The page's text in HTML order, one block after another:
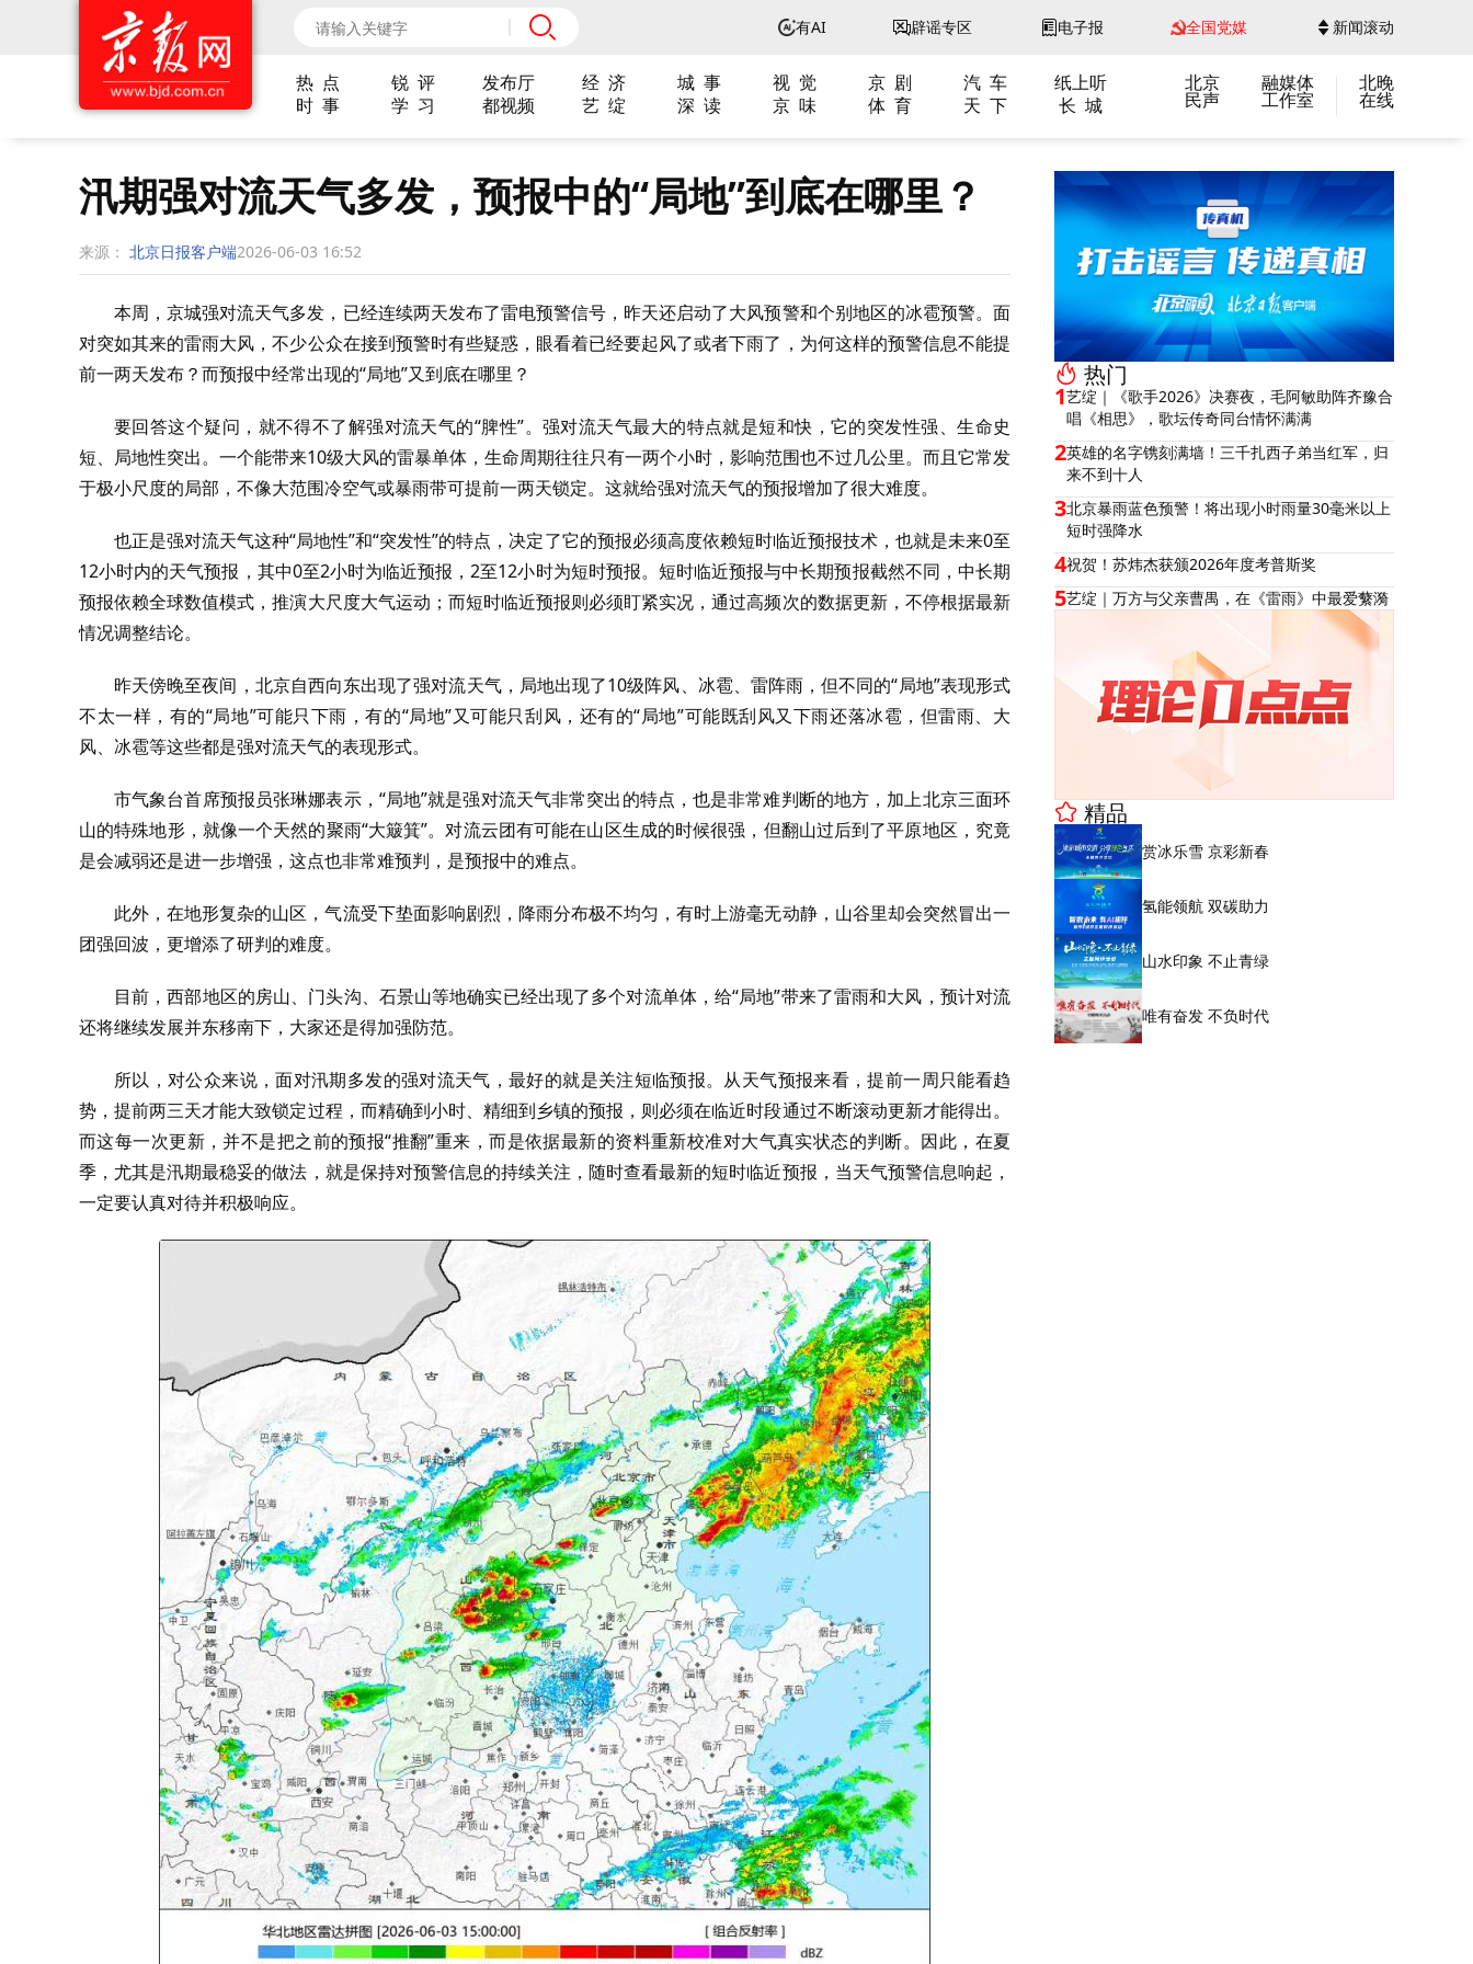
有AI 辟谣专区 电子报 全国党媒 新闻滚动
热 点 锐 评 发布厅 经 济 城 事 视 觉 京 剧 汽 车
纸上听
时 事
学 习 都视频 艺 绽 深 读 京 味 体 育 天 下 长 城
北京
民声
融媒体
工作室
北晚
在线
汛期强对流天气多发，预报中的“局地”到底在哪里？
来源： 北京日报客户端2026-06-03 16:52
本周，京城强对流天气多发，已经连续两天发布了雷电预警信号，昨天还启动了大风预警和个别地区的冰雹预警。面
对突如其来的雷雨大风，不少公众在接到预警时有些疑惑，眼看着已经要起风了或者下雨了，为何这样的预警信息不能提
前一两天发布？而预报中经常出现的“局地”又到底在哪里？
要回答这个疑问，就不得不了解强对流天气的“脾性”。强对流天气最大的特点就是短和快，它的突发性强、生命史
短、局地性突出。一个能带来10级大风的雷暴单体，生命周期往往只有一两个小时，影响范围也不过几公里。而且它常发
于极小尺度的局部，不像大范围冷空气或暴雨带可提前一两天锁定。这就给强对流天气的预报增加了很大难度。
也正是强对流天气这种“局地性”和“突发性”的特点，决定了它的预报必须高度依赖短时临近预报技术，也就是未来0至
12小时内的天气预报，其中0至2小时为临近预报，2至12小时为短时预报。短时临近预报与中长期预报截然不同，中长期
预报依赖全球数值模式，推演大尺度大气运动；而短时临近预报则必须盯紧实况，通过高频次的数据更新，不停根据最新
情况调整结论。
昨天傍晚至夜间，北京自西向东出现了强对流天气，局地出现了10级阵风、冰雹、雷阵雨，但不同的“局地”表现形式
不太一样，有的“局地”可能只下雨，有的“局地”又可能只刮风，还有的“局地”可能既刮风又下雨还落冰雹，但雷雨、大
风、冰雹等这些都是强对流天气的表现形式。
市气象台首席预报员张琳娜表示，“局地”就是强对流天气非常突出的特点，也是非常难判断的地方，加上北京三面环
山的特殊地形，就像一个天然的聚雨“大簸箕”。对流云团有可能在山区生成的时候很强，但翻山过后到了平原地区，究竟
是会减弱还是进一步增强，这点也非常难预判，是预报中的难点。
此外，在地形复杂的山区，气流受下垫面影响剧烈，降雨分布极不均匀，有时上游毫无动静，山谷里却会突然冒出一
团强回波，更增添了研判的难度。
目前，西部地区的房山、门头沟、石景山等地确实已经出现了多个对流单体，给“局地”带来了雷雨和大风，预计对流
还将继续发展并东移南下，大家还是得加强防范。
所以，对公众来说，面对汛期多发的强对流天气，最好的就是关注短临预报。从天气预报来看，提前一周只能看趋
势，提前两三天才能大致锁定过程，而精确到小时、精细到乡镇的预报，则必须在临近时段通过不断滚动更新才能得出。
而这每一次更新，并不是把之前的预报“推翻”重来，而是依据最新的资料重新校准对大气真实状态的判断。因此，在夏
季，尤其是汛期最稳妥的做法，就是保持对预警信息的持续关注，随时查看最新的短时临近预报，当天气预警信息响起，
一定要认真对待并积极响应。
热门
1艺绽｜《歌手2026》决赛夜，毛阿敏助阵齐豫合
唱《相思》，歌坛传奇同台情怀满满
2英雄的名字镌刻满墙！三千扎西子弟当红军，归
来不到十人
3北京暴雨蓝色预警！将出现小时雨量30毫米以上
短时强降水
4祝贺！苏炜杰获颁2026年度考普斯奖
5艺绽｜万方与父亲曹禺，在《雷雨》中最爱蘩漪
精品
赏冰乐雪 京彩新春
氢能领航 双碳助力
山水印象 不止青绿
唯有奋发 不负时代